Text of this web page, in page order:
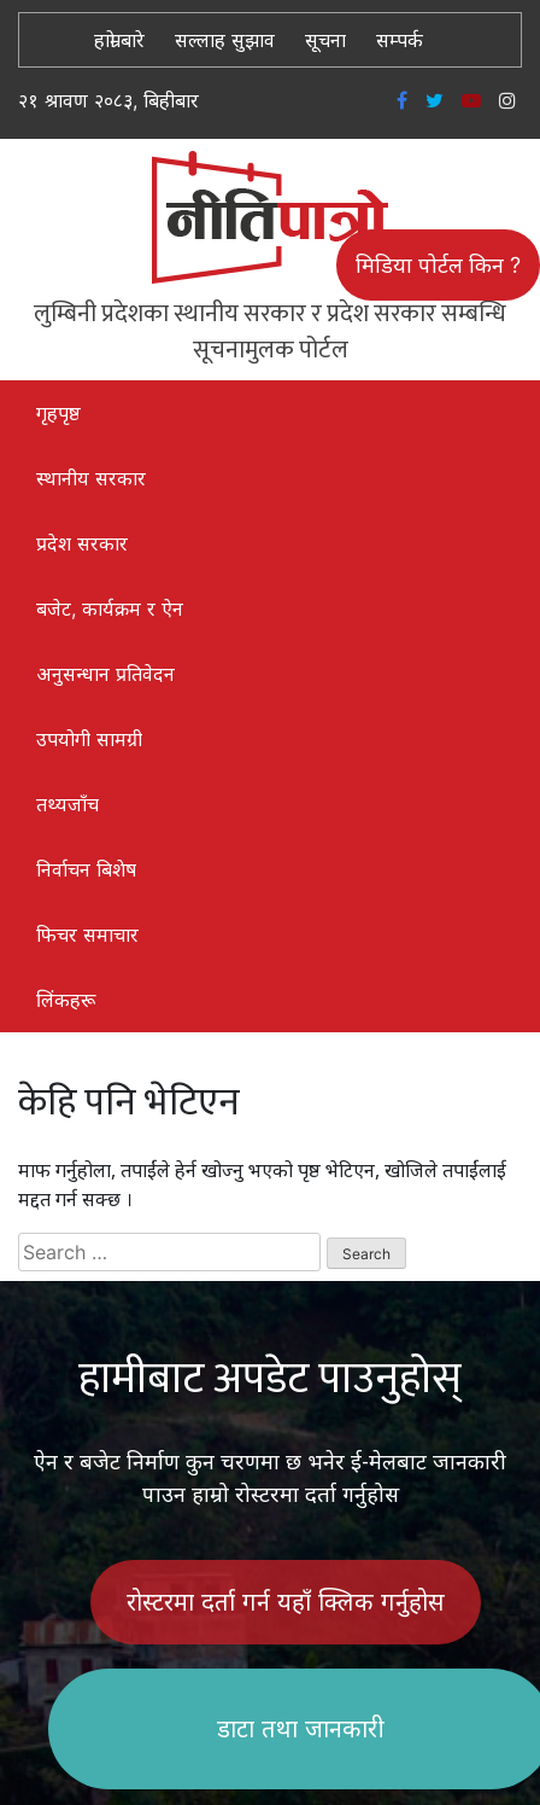
हाम्रो बारे सल्लाह सुझाव सूचना सम्पर्क
२१ श्रावण २०८३, बिहीबार
लुम्बिनी प्रदेशका स्थानीय सरकार र प्रदेश सरकार सम्बन्धि
सूचनामुलक पोर्टल
मिडिया पोर्टल किन ?
गृहपृष्ठ
स्थानीय सरकार
प्रदेश सरकार
बजेट, कार्यक्रम र ऐन
अनुसन्धान प्रतिवेदन
उपयोगी सामग्री
तथ्यजाँच
निर्वाचन बिशेष
फिचर समाचार
लिंकहरू
केहि पनि भेटिएन
माफ गर्नुहोला, तपाईंले हेर्न खोज्नु भएको पृष्ठ भेटिएन, खोजिले तपाईंलाई
मद्दत गर्न सक्छ ।
Search
for:
हामीबाट अपडेट पाउनुहोस्
ऐन र बजेट निर्माण कुन चरणमा छ भनेर ई-मेलबाट जानकारी
पाउन हाम्रो रोस्टरमा दर्ता गर्नुहोस
रोस्टरमा दर्ता गर्न यहाँ क्लिक गर्नुहोस
डाटा तथा जानकारी